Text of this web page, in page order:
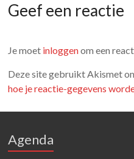
Geef een reactie
Je moet inloggenom een
Deze site gebruikt Akismet
hoe je reactie-gegevens
Agenda